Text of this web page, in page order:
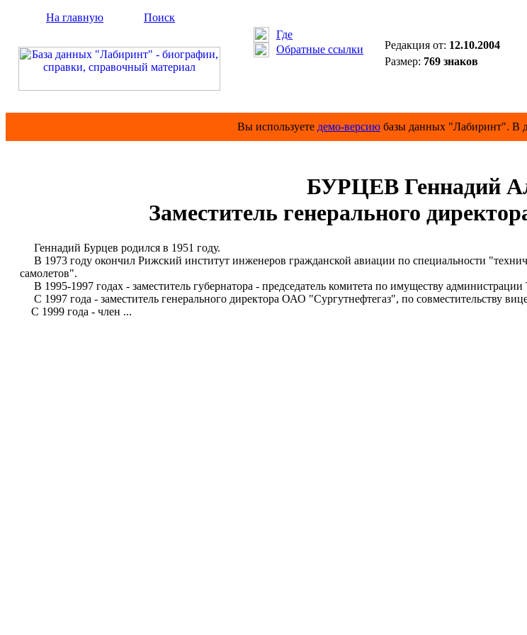
На главную
Поиск
Где
Обратные ссылки
Редакция от: 12.10.2004
Размер: 769 знаков
Вы используете демо-версию базы данных "Лабиринт". В
БУРЦЕВ Геннадий
Заместитель генерального
Геннадий Бурцев родился в 1951 году.
В 1973 году окончил Рижский институт инженеров гражданской авиации по специальности
самолетов".
В 1995-1997 годах - заместитель губернатора - председатель комитета по имуществу
С 1997 года - заместитель генерального директора ОАО "Сургутнефтегаз", по совместительству
С 1999 года - член ...